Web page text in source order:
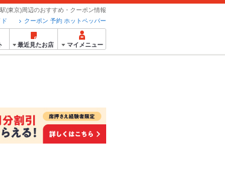
(東京)周辺のおすすめ・クーポン情報
クーポン 予約 ホットペッパー
最近見たお店 マイメニュー